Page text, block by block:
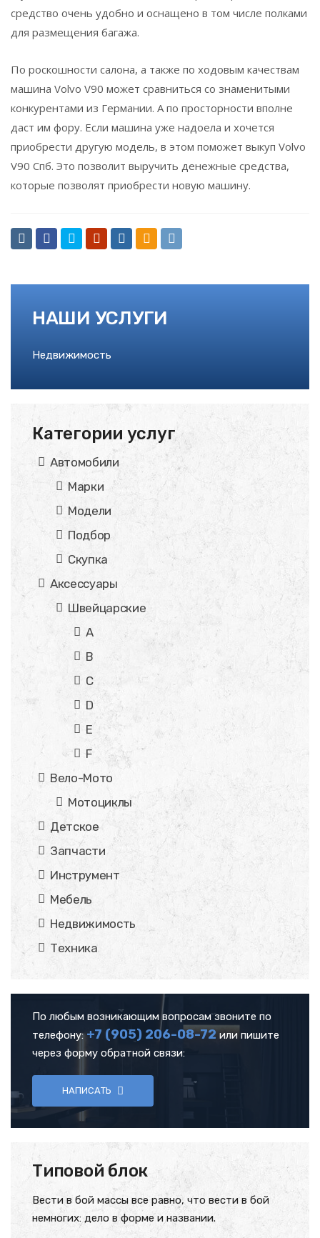
средство очень удобно и оснащено в том числе полками
для размещения багажа.
По роскошности салона, а также по ходовым качествам
машина Volvo V90 может сравниться со знаменитыми
конкурентами из Германии. А по просторности вполне
даст им фору. Если машина уже надоела и хочется
приобрести другую модель, в этом поможет выкуп Volvo
V90 Спб. Это позволит выручить денежные средства,
которые позволят приобрести новую машину.
НАШИ УСЛУГИ
Недвижимость
Категории услуг
Автомобили
Марки
Модели
Подбор
Скупка
Аксессуары
Швейцарские
A
B
C
D
E
F
Вело-Мото
Мотоциклы
Детское
Запчасти
Инструмент
Мебель
Недвижимость
Техника
По любым возникающим вопросам звоните по
телефону:+7 (905) 206-08-72 или пишите
через форму обратной связи:
НАПИСАТЬ
Типовой блок
Вести в бой массы все равно, что вести в бой
немногих: дело в форме и названии.